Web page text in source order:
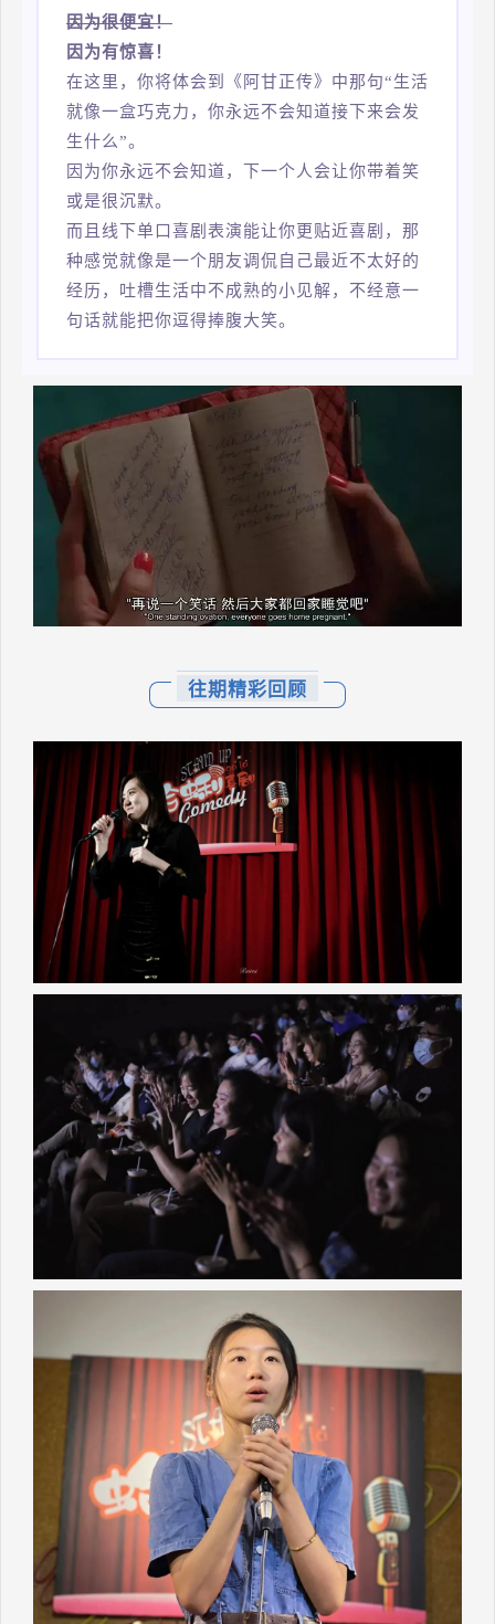
因为很便宜！
因为有惊喜！
在这里，你将体会到《阿甘正传》中那句“生活
就像一盒巧克力，你永远不会知道接下来会发
生什么”。
因为你永远不会知道，下一个人会让你带着笑
或是很沉默。
而且线下单口喜剧表演能让你更贴近喜剧，那
种感觉就像是一个朋友调侃自己最近不太好的
经历，吐槽生活中不成熟的小见解，不经意一
句话就能把你逗得捧腹大笑。
往期精彩回顾